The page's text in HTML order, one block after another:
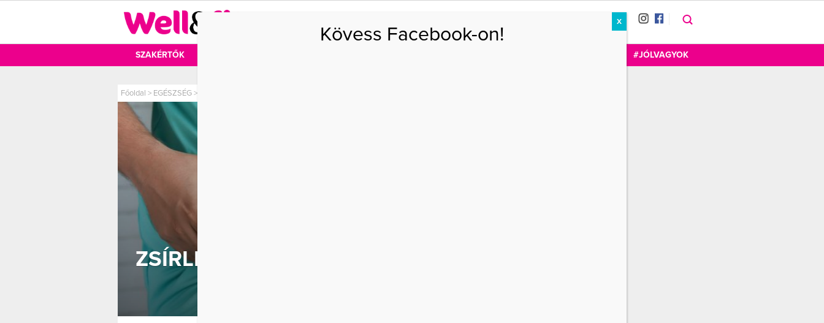
SZAKÉRTŐK #JÓLVAGYOK
Főoldal > EGÉSZSÉG>
ZSÍRLESZÍVÁS: SZAKEMBER SEGÍT,
Kövess Facebook-on!
X